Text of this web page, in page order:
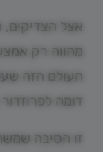
אצל הצדיקים,
מהווה רק
העולם הזה
דומה
זו הסיבה